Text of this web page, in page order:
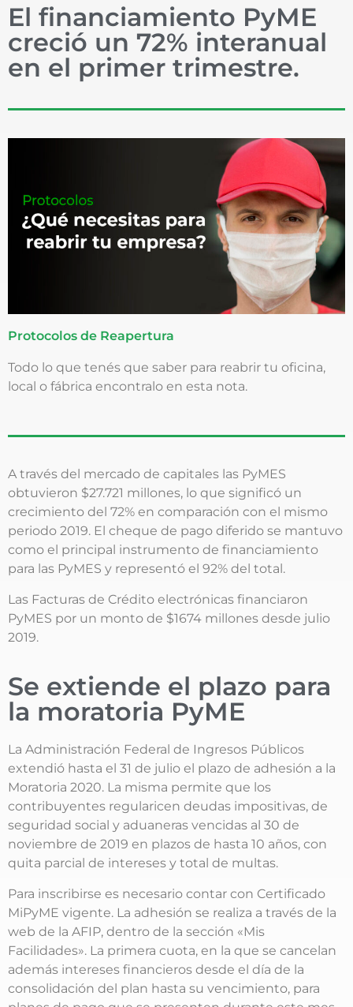
El financiamiento PyME
creció un 72% interanual
en el primer trimestre.
Protocolos de Reapertura
Todo lo que tenés que saber para reabrir tu oficina,
local o fábrica encontralo en esta nota.
A través del mercado de capitales las PyMES
obtuvieron $27.721 millones, lo que significó un
crecimiento del 72% en comparación con el mismo
periodo 2019. El cheque de pago diferido se mantuvo
como el principal instrumento de financiamiento
para las PyMES y representó el 92% del total.
Las Facturas de Crédito electrónicas financiaron
PyMES por un monto de $1674 millones desde julio
2019.
Se extiende el plazo para
la moratoria PyME
La Administración Federal de Ingresos Públicos
extendió hasta el 31 de julio el plazo de adhesión a la
Moratoria 2020. La misma permite que los
contribuyentes regularicen deudas impositivas, de
seguridad social y aduaneras vencidas al 30 de
noviembre de 2019 en plazos de hasta 10 años, con
quita parcial de intereses y total de multas.
Para inscribirse es necesario contar con Certificado
MiPyME vigente. La adhesión se realiza a través de la
web de la AFIP, dentro de la sección «Mis
Facilidades». La primera cuota, en la que se cancelan
además intereses financieros desde el día de la
consolidación del plan hasta su vencimiento, para